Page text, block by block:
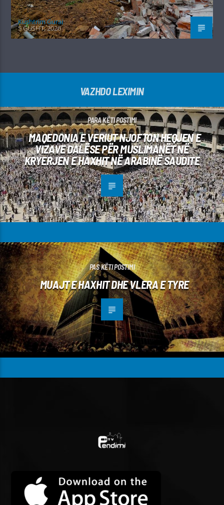
Kushtrim Guraj
5 GUSHT, 2026
VAZHDO LEXIMIN
PARA KËTI POSTIMI
MAQEDONIA E VERIUT NJOFTON HEQJEN E
VIZAVE DALËSE PËR MUSLIMANËT NË
KRYERJEN E HAXHIT NË ARABINË SAUDITE
PAS KËTI POSTIMI
MUAJT E HAXHIT DHE VLERA E TYRE